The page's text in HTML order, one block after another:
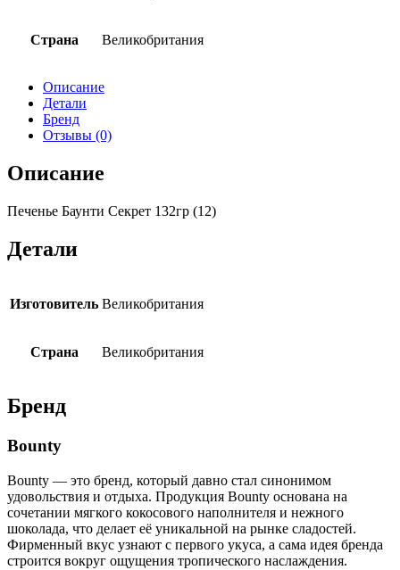
Страна Великобритания
Описание
Детали
Бренд
Отзывы (0)
Описание
Печенье Баунти Секрет 132гр (12)
Детали
Изготовитель Великобритания
Страна Великобритания
Бренд
Bounty
Bounty — это бренд, который давно стал синонимом
удовольствия и отдыха. Продукция Bounty основана на
сочетании мягкого кокосового наполнителя и нежного
шоколада, что делает её уникальной на рынке сладостей.
Фирменный вкус узнают с первого укуса, а сама идея бренда
строится вокруг ощущения тропического наслаждения.